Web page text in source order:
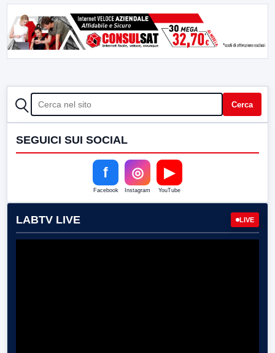
CERCA Cerca
SEGUICI SUI SOCIAL
f
Facebook
◎
Instagram
▶
YouTube
LABTV LIVE LIVE